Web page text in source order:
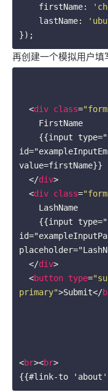
    firstName:
    lastName:
});
再创建一个模拟用户填
<div class=
value=firstName}}
</div>
<div class=
</div>
<button type=
primary">Submit</
<br><br>
{{#link-to